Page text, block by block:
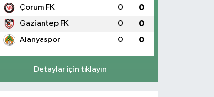
Çorum FK 0 0
Gaziantep FK 0 0
Alanyaspor 0 0
Detaylar için tıklayın